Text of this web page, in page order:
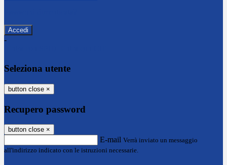
-
Seleziona utente
button close ×
Recupero password
button close ×
E-mail Verrà inviato un messaggio
all'indirizzo indicato con le istruzioni necessarie.